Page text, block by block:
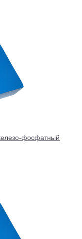
фосфатный